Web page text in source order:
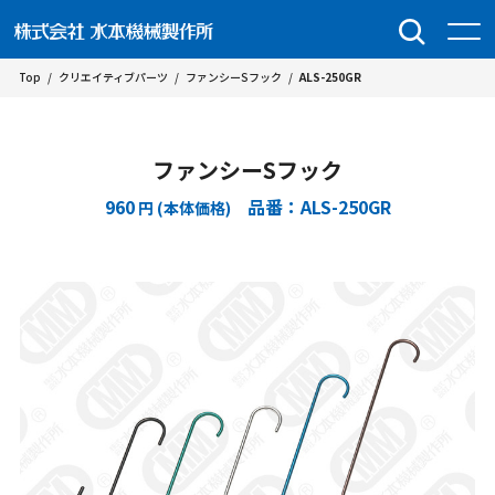
Top / クリエイティブパーツ / ファンシーSフック / ALS-250GR
ファンシーSフック
960 円 (本体価格) 品番：ALS-250GR